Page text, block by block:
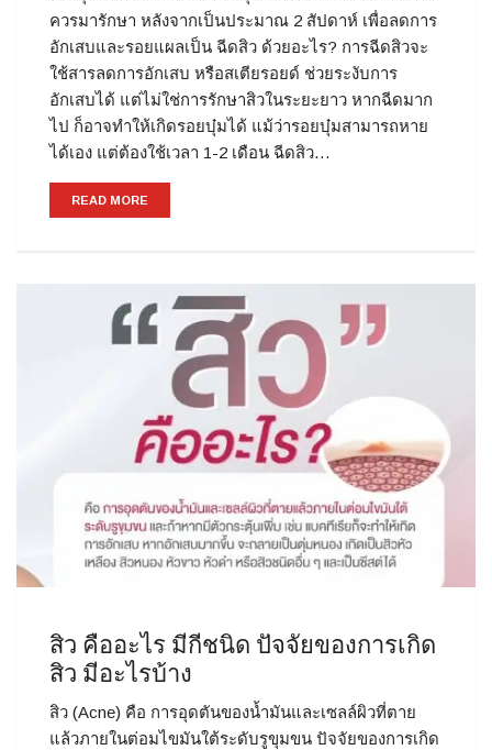
ควรมารักษา หลังจากเป็นประมาณ 2 สัปดาห์ เพื่อลดการ
อักเสบและรอยแผลเป็น ฉีดสิว ด้วยอะไร? การฉีดสิวจะ
ใช้สารลดการอักเสบ หรือสเตียรอยด์ ช่วยระงับการ
อักเสบได้ แต่ไม่ใช่การรักษาสิวในระยะยาว หากฉีดมาก
ไป ก็อาจทำให้เกิดรอยบุ๋มได้ แม้ว่ารอยบุ๋มสามารถหาย
ได้เอง แต่ต้องใช้เวลา 1-2 เดือน ฉีดสิว…
READ MORE
สิว คืออะไร มีกีชนิด ปัจจัยของการเกิด
สิว มีอะไรบ้าง
สิว (Acne) คือ การอุดตันของน้ำมันและเซลล์ผิวที่ตาย
แล้วภายในต่อมไขมันใต้ระดับรูขุมขน ปัจจัยของการเกิด